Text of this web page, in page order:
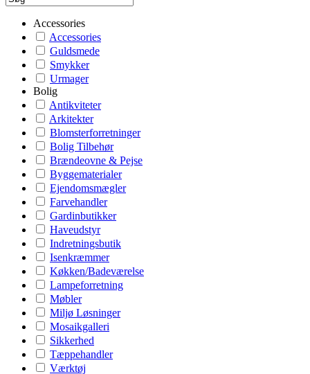
Accessories
Accessories
Guldsmede
Smykker
Urmager
Bolig
Antikviteter
Arkitekter
Blomsterforretninger
Bolig Tilbehør
Brændeovne & Pejse
Byggematerialer
Ejendomsmægler
Farvehandler
Gardinbutikker
Haveudstyr
Indretningsbutik
Isenkræmmer
Køkken/Badeværelse
Lampeforretning
Møbler
Miljø Løsninger
Mosaikgalleri
Sikkerhed
Tæppehandler
Værktøj